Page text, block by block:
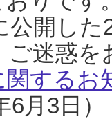
公開し
ご迷惑
関するお
月3日）